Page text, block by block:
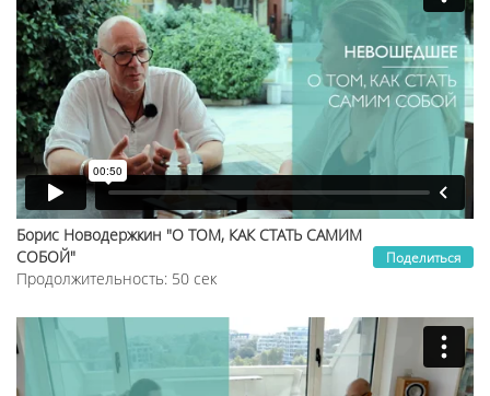
Поделиться
Борис Новодержкин "О ТОМ, КАК СТАТЬ САМИМ
СОБОЙ"
Продолжительность: 50 сек